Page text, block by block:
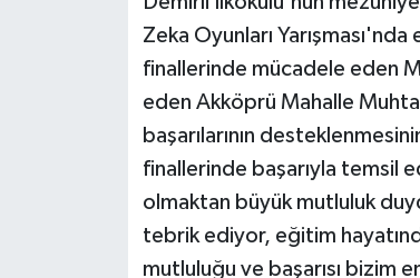
Zeka Oyunları
finallerinde mücadele eden
eden Akköprü Mahalle
başarılarının
finallerinde başarıyla temsil
olmaktan büyük mutluluk
tebrik ediyor, eğitim
mutluluğu ve başarısı bizim